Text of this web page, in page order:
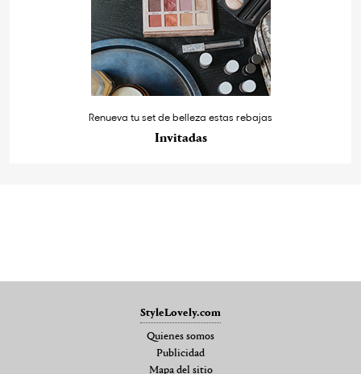
Renueva tu set de belleza estas rebajas
Invitadas
StyleLovely.com
Quienes somos
Publicidad
Mapa del sitio